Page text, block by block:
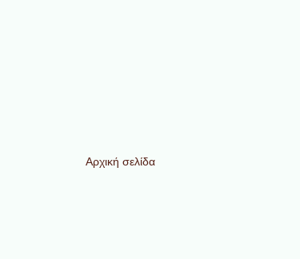
Αρχική σελίδα